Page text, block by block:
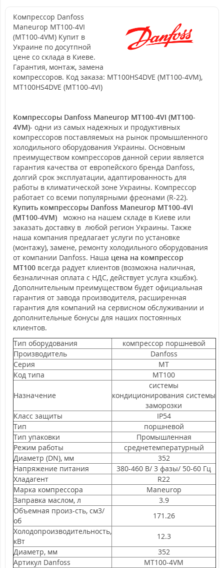
Компрессор Danfoss
Maneurop MT100-4VI
(MT100-4VM) Купит в
Украине по досутпной
цене со склада в Киеве.
Гарантия, монтаж, замена
компрессоров. Код заказа: MT100HS4DVE (MT100-4VM),
MT100HS4DVE (MT100-4VI)
Компрессоры Danfoss Maneurop MT100-4VI (MT100-
4VM)- одни из самых надежных и продуктивных
компрессоров поставляемых на рынок промышленного
холодильного оборудования Украины. Основным
преимуществом компрессоров данной серии является
гарантия качества от европейского бренда Danfoss,
долгий срок эксплуатации, адаптированность для
работы в климатической зоне Украины. Компрессор
работает со всеми популярными фреонами (R-22).
Купить компрессоры Danfoss Maneurop MT100-4VI
(MT100-4VM) можно на нашем складе в Киеве или
заказать доставку в любой регион Украины. Также
наша компания предлагает услуги по установке
(монтажу), замене, ремонту холодильного оборудования
от компании Danfoss. Наша цена на компрессор
MT100 всегда радует клиентов (возможна наличная,
безналичная оплата с НДС, действует услуга кэшбэк).
Дополнительным преимуществом будет официальная
гарантия от завода производителя, расширенная
гарантия для компаний на сервисном обслуживании и
дополнительные бонусы для наших постоянных
клиентов.
Тип оборудования
компрессор поршневой
Производитель
Danfoss
Серия
MT
Код типа
MT100
Назначение
системы
кондиционирования системы
заморозки
Класс защиты
IP54
Тип
поршневой
Тип упаковки
Промышленная
Режим работы
среднетемпературный
Диаметр (DN), мм
352
Напряжение питания
380-460 В/ 3 фазы/ 50-60 Гц
Хладагент
R22
Марка компрессора
Maneurop
Заправка маслом, л
3.9
Объемная произ-сть, см3/
об
171.26
Холодопроизводительность,
кВт
12.3
Диаметр, мм
352
Артикул Danfoss
MT100-4VM